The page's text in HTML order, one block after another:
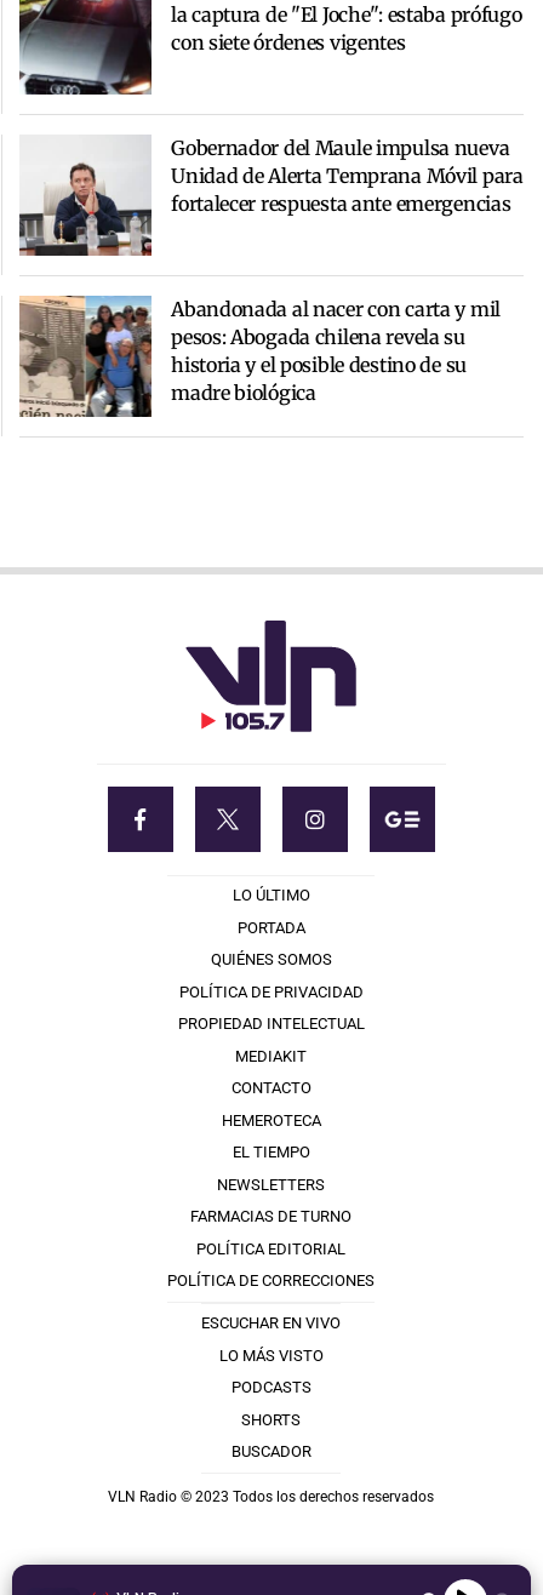
la captura de "El Joche": estaba prófugo
con siete órdenes vigentes
Gobernador del Maule impulsa nueva
Unidad de Alerta Temprana Móvil para
fortalecer respuesta ante emergencias
Abandonada al nacer con carta y mil
pesos: Abogada chilena revela su
historia y el posible destino de su
madre biológica
LO ÚLTIMO
PORTADA
QUIÉNES SOMOS
POLÍTICA DE PRIVACIDAD
PROPIEDAD INTELECTUAL
MEDIAKIT
CONTACTO
HEMEROTECA
EL TIEMPO
NEWSLETTERS
FARMACIAS DE TURNO
POLÍTICA EDITORIAL
POLÍTICA DE CORRECCIONES
ESCUCHAR EN VIVO
LO MÁS VISTO
PODCASTS
SHORTS
BUSCADOR
VLN Radio © 2023 Todos los derechos reservados